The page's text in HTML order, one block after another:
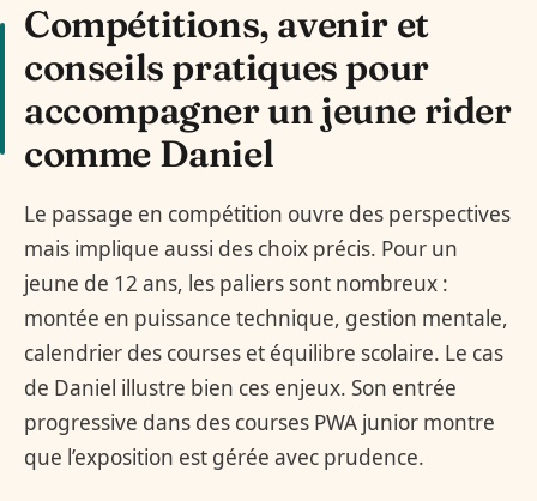
Compétitions, avenir et
conseils pratiques pour
accompagner un jeune rider
comme Daniel
Le passage en compétition ouvre des perspectives
mais implique aussi des choix précis. Pour un
jeune de 12 ans, les paliers sont nombreux :
montée en puissance technique, gestion mentale,
calendrier des courses et équilibre scolaire. Le cas
de Daniel illustre bien ces enjeux. Son entrée
progressive dans des courses PWA junior montre
que l’exposition est gérée avec prudence.